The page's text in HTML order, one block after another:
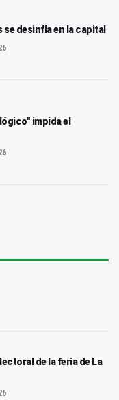
se desinfla en la capital
impida el
de la feria de La